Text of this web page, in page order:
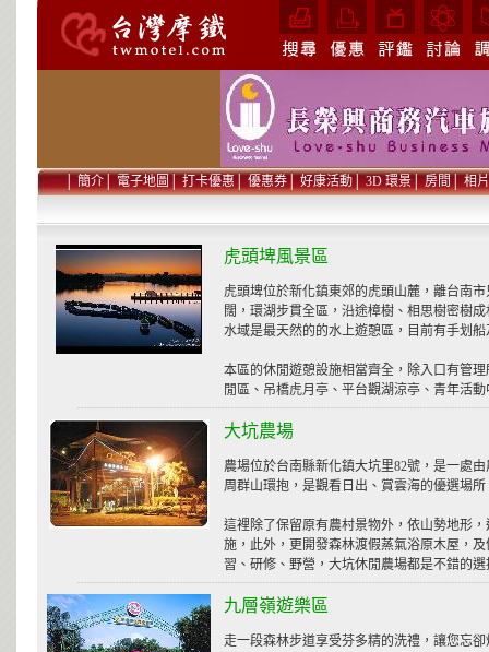
│簡介│電子地圖│打卡優惠│優惠券│好康活動│3D 環景│房間│相片
虎頭埤風景區
虎頭埤位於新化鎮東郊的虎頭山麓，離台南
闊，環湖步貫全區，沿途樟樹、相思樹密樹
水域是最天然的的水上遊憩區，目前有手划
本區的休閒遊憩設施相當齊全，除入口有管
閒區、吊橋虎月亭、平台觀湖涼亭、青年活
大坑農場
農場位於台南縣新化鎮大坑里82號，是一處
周群山環抱，是觀看日出、賞雲海的優選場所
這裡除了保留原有農村景物外，依山勢地形
施，此外，更開發森林渡假蒸氣浴原木屋，
習、研修、野營，大坑休閒農場都是不錯的選
九層嶺遊樂區
走一段森林步道享受芬多精的洗禮，讓您忘